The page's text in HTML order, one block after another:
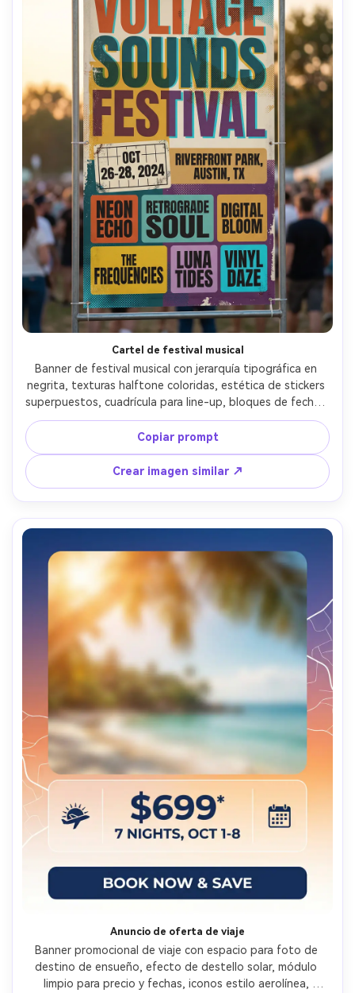
Cartel de festival musical
Banner de festival musical con jerarquía tipográfica en
negrita, texturas halftone coloridas, estética de stickers
superpuestos, cuadrícula para line-up, bloques de fecha y
lugar, paleta de colores retro-moderna, alto ritmo visual,
ambiente de póster vectorial nítido, sin marca de agua,
lente 85mm, poca profundidad de campo, iluminación
suave cinematográfica --ar 4:5
Copiar prompt
Crear imagen similar ↗
Anuncio de oferta de viaje
Banner promocional de viaje con espacio para foto de
destino de ensueño, efecto de destello solar, módulo
limpio para precio y fechas, iconos estilo aerolínea,